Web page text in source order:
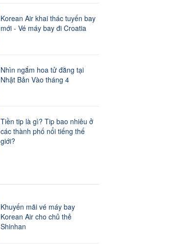
Korean Air khai thác tuyến bay
mới - Vé máy bay đi Croatia
Nhìn ngắm hoa tử đằng tại
Nhật Bản Vào tháng 4
Tiền tip là gì? Tip bao nhiêu ở
các thành phố nổi tiếng thế
giới?
Khuyến mãi vé máy bay
Korean Air cho chủ thẻ
Shinhan